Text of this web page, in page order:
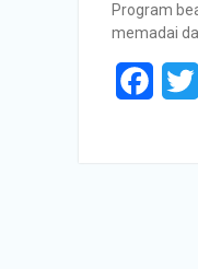
Program
memadai